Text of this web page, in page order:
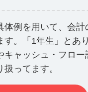
体例を用いて、会計
す。「1年生」とあ
キャッシュ・フロー
ってます。